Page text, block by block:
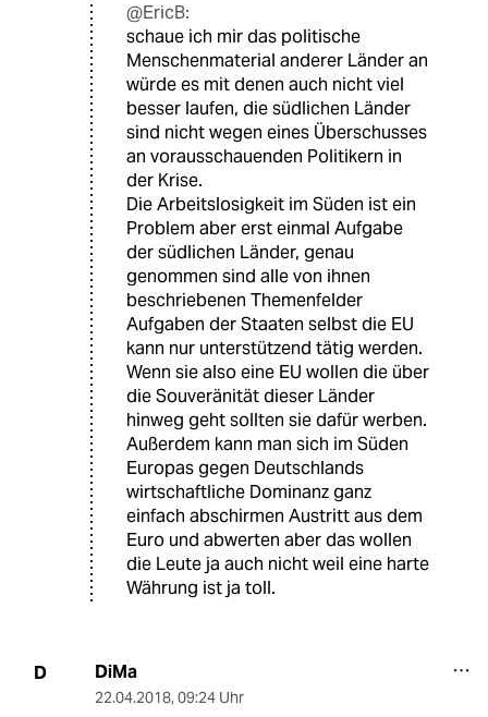
@EricB:
schaue ich mir das politische
Menschenmaterial anderer Länder an
würde es mit denen auch nicht viel
besser laufen, die südlichen Länder
sind nicht wegen eines Überschusses
an vorausschauenden Politikern in
der Krise.
Die Arbeitslosigkeit im Süden ist ein
Problem aber erst einmal Aufgabe
der südlichen Länder, genau
genommen sind alle von ihnen
beschriebenen Themenfelder
Aufgaben der Staaten selbst die EU
kann nur unterstützend tätig werden.
Wenn sie also eine EU wollen die über
die Souveränität dieser Länder
hinweg geht sollten sie dafür werben.
Außerdem kann man sich im Süden
Europas gegen Deutschlands
wirtschaftliche Dominanz ganz
einfach abschirmen Austritt aus dem
Euro und abwerten aber das wollen
die Leute ja auch nicht weil eine harte
Währung ist ja toll.
D DiMa
22.04.2018, 09:24 Uhr